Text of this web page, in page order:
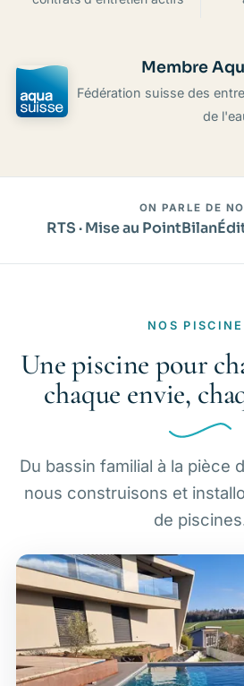
Membre
Fédération suisse des
de
ON PARLE DE
RTS · Mise au PointBilan
NOS
Une piscine pour
chaque envie,
Du bassin familial à la pièce
nous construisons et
de